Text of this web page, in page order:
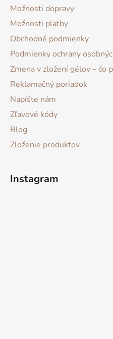
Možnosti dopravy
Možnosti platby
Obchodné podmienky
Podmienky ochrany
Zmena v zložení gélov – čo
Reklamačný poriadok
Napíšte nám
Zľavové kódy
Blog
Zloženie produktov
Instagram